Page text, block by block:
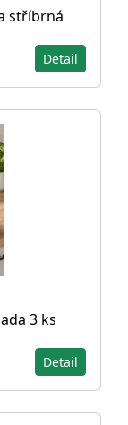
stříbrná
Detail
3 ks
Detail